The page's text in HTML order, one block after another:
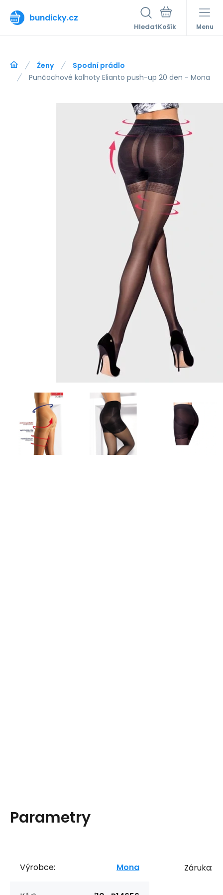
bundicky.cz
Hledat Menu
Ženy
Spodní prádlo
Punčochové kalhoty Elianto push-up 20 den - Mona
Parametry
Výrobce: Mona Záruka: